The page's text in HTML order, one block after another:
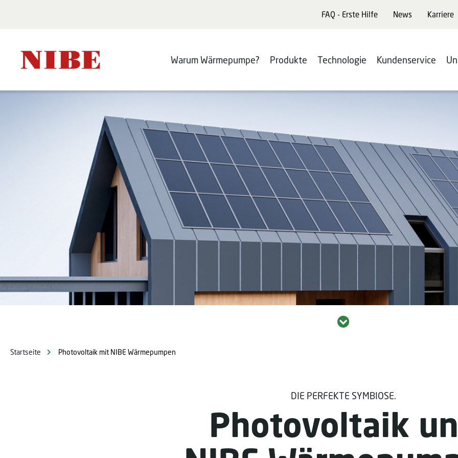
FAQ - Erste Hilfe News Karriere
Warum Wärmepumpe? Produkte Technologie Kundenservice
Startseite Photovoltaik mit NIBE Wärmepumpen
DIE PERFEKTE SYMBIOSE.
Photovoltaik